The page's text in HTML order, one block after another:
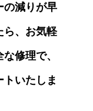
の減りが早
ら、お気軽
修理で、
いたしま